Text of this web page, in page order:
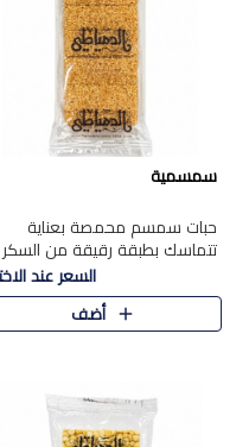
سمسمية
حبات سمسم محمصة بعناية
تتماسك بطبقة رقيقة من السكر
المكرمل، لتقدم طعم السمسم
المميز وقرمشتة التي ارتبطت
المولد عبر الأجيال.
السعر عند
أضف